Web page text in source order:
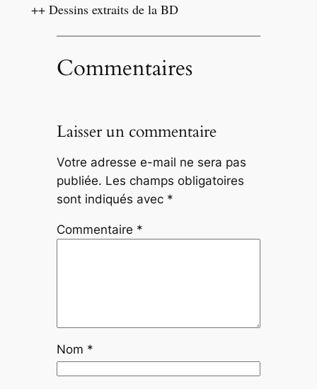
++ Dessins extraits de la BD
Commentaires
Laisser un commentaire
Votre adresse e-mail ne sera pas
publiée. Les champs obligatoires
sont indiqués avec *
Commentaire *
Nom *